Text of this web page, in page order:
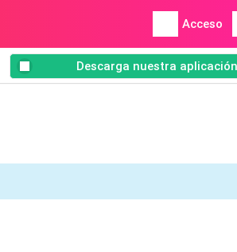
Acceso
Descarga nuestra